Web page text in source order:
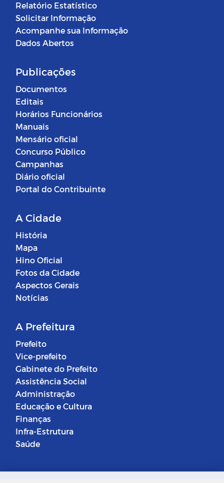
Relatório Estatístico
Solicitar Informação
Acompanhe sua Informação
Dados Abertos
Publicações
Documentos
Editais
Horários Funcionários
Manuais
Mensário oficial
Concurso Público
Campanhas
Diário oficial
Portal do Contribuinte
A Cidade
História
Mapa
Hino Oficial
Fotos da Cidade
Aspectos Gerais
Notícias
A Prefeitura
Prefeito
Vice-prefeito
Gabinete do Prefeito
Assistência Social
Administração
Educação e Cultura
Finanças
Infra-Estrutura
Saúde